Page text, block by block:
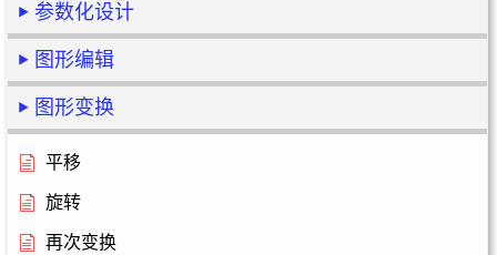
参数化设计
图形编辑
图形变换
平移
旋转
再次变换